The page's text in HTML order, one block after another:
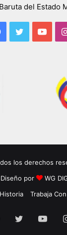
del Estado
Facebook
Twitter
los derechos
por
WG
Historia Trabaja
Twitter